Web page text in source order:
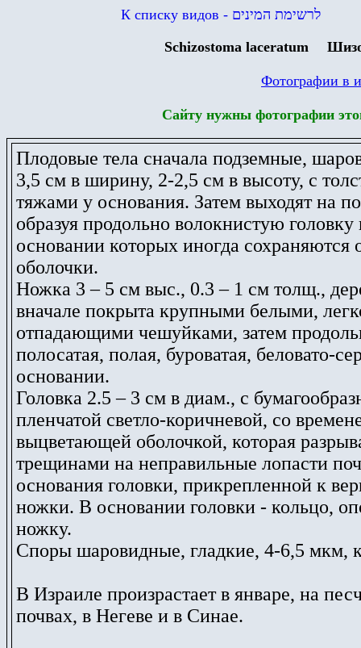
К списку видов
- לרשימת המינים
Schizostoma laceratum
Сайту нужны фотографии
Плодовые тела сначала подземные,
3,5 см в ширину, 2-2,5 см в высоту, с
тяжами у основания. Затем выходят на
образуя продольно волокнистую
основании которых иногда сохраняются
оболочки.
Ножка 3 – 5 см выс., 0.3 – 1 см толщ.,
вначале покрыта крупными белыми,
отпадающими чешуйками, затем
полосатая, полая, буроватая, беловато-
основании.
Головка 2.5 – 3 см в диам., с
пленчатой светло-коричневой, со
выцветающей оболочкой, которая
трещинами на неправильные лопасти
основания головки, прикрепленной к
ножки. В основании головки - кольцо,
ножку.
Споры шаровидные, гладкие, 4-6,5 мкм,
В Израиле произрастает в январе, на
почвах, в Негеве и в Синае.